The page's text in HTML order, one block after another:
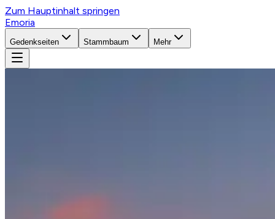
Zum Hauptinhalt springen
Emoria
Gedenkseiten Stammbaum Mehr